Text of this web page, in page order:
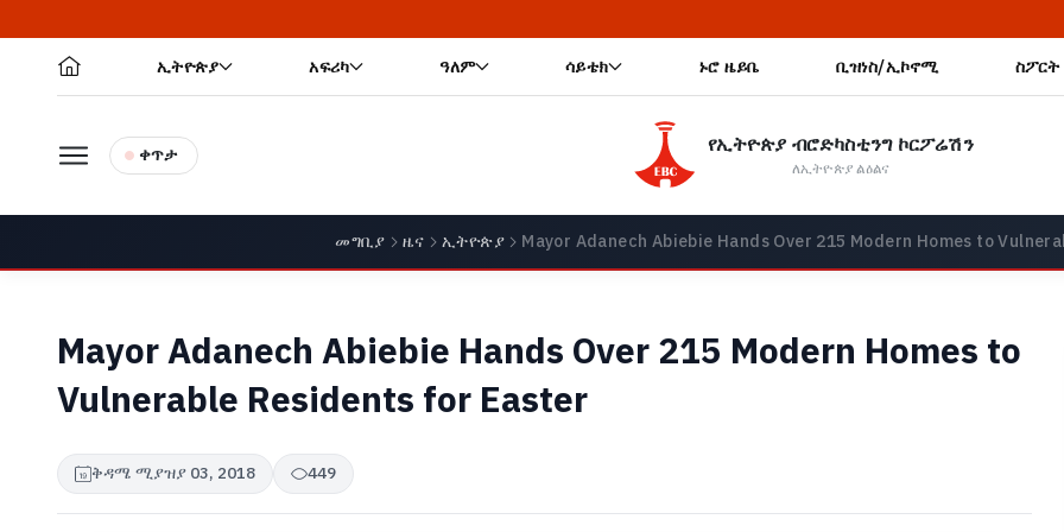
🔥 ጭር
ኢትዮጵያ አፍሪካ ዓለም ሳይቴክ ኑሮ ዜይቤ ቢዝነስ/ኢኮኖሚ ስፖርት
ቀጥታ የኢትዮጵያ ብሮድካስቲንግ ኮርፖሬሽን
ለኢትዮጵያ ልዕልና
መግቢያ ዜና ኢትዮጵያ Mayor Adanech Abiebie Hands Over 215 Modern Homes to
Mayor Adanech Abiebie Hands Over 215 Modern Homes to
Vulnerable Residents for Easter
ቅዳሜ ሚያዝያ 03, 2018 449